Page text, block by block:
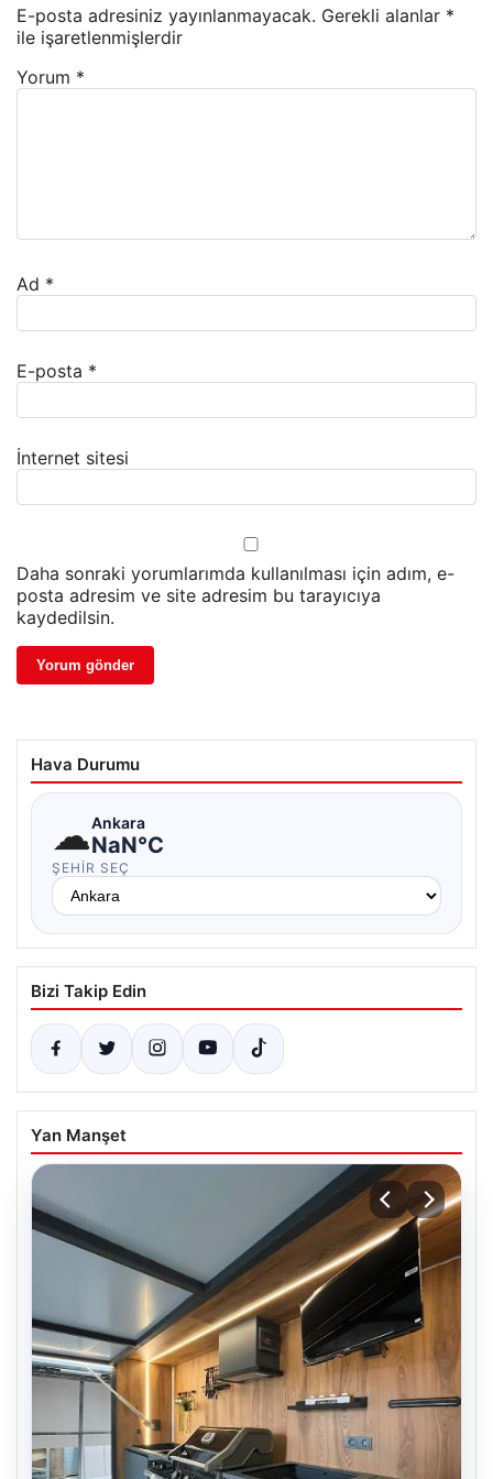
E-posta adresiniz yayınlanmayacak. Gerekli alanlar *
ile işaretlenmişlerdir
Yorum *
Ad *
E-posta *
İnternet sitesi
Daha sonraki yorumlarımda kullanılması için adım, e-
posta adresim ve site adresim bu tarayıcıya
kaydedilsin.
Hava Durumu
☁Ankara
NaN°C
ŞEHIR SEÇ
Bizi Takip Edin
Yan Manşet